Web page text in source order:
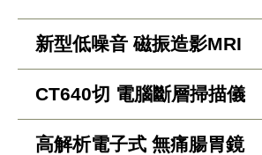
新型低噪音 磁振造影MRI
CT640切 電腦斷層掃描儀
高解析電子式 無痛腸胃鏡